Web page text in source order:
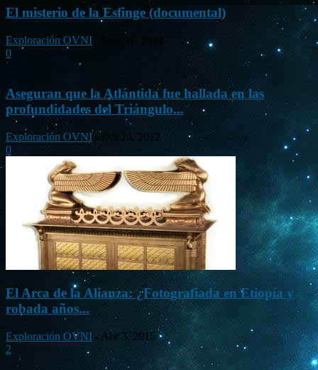
El misterio de la Esfinge (documental)
Exploración OVNI
0
Aseguran que la Atlántida fue hallada en las
profundidades del Triángulo...
Exploración OVNI - Oct 24, 2012
0
El Arca de la Alianza: ¿Fotografiada en Etiopía y
robada años...
Exploración OVNI - Abr 3, 2015
2